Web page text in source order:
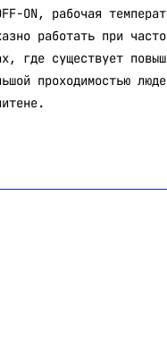
ON, рабочая
работать при
где существует
проходимостью